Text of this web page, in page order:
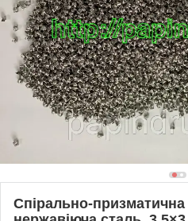
Спірально-